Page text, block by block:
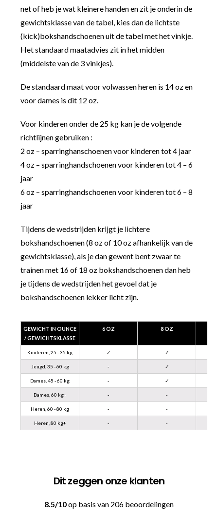
net of heb je wat kleinere handen en zit je onderin de
gewichtsklasse van de tabel, kies dan de lichtste
(kick)bokshandschoenen uit de tabel met het vinkje.
Het standaard maatadvies zit in het midden
(middelste van de 3 vinkjes).
De standaard maat voor volwassen heren is 14 oz en
voor dames is dit 12 oz.
Voor kinderen onder de 25 kg kan je de volgende
richtlijnen gebruiken :
2 oz – sparringhanschoenen voor kinderen tot 4 jaar
4 oz – sparringhandschoenen voor kinderen tot 4 – 6
jaar
6 oz – sparringhandschoenen voor kinderen tot 6 – 8
jaar
Tijdens de wedstrijden krijgt je lichtere
bokshandschoenen (8 oz of 10 oz afhankelijk van de
gewichtsklasse), als je dan gewent bent zwaar te
trainen met 16 of 18 oz bokshandschoenen dan heb
je tijdens de wedstrijden het gevoel dat je
bokshandschoenen lekker licht zijn.
GEWICHT IN OUNCE
/ GEWICHTSKLASSE
6 OZ 8 OZ
Kinderen, 25 - 35 kg ✓ ✓
Jeugd, 35 - 60 kg - ✓
Dames, 45 - 60 kg - ✓
Dames, 60 kg+ - -
Heren, 60 - 80 kg - -
Heren, 80 kg+ - -
Dit zeggen onze klanten
8.5/10op basis van 206 beoordelingen